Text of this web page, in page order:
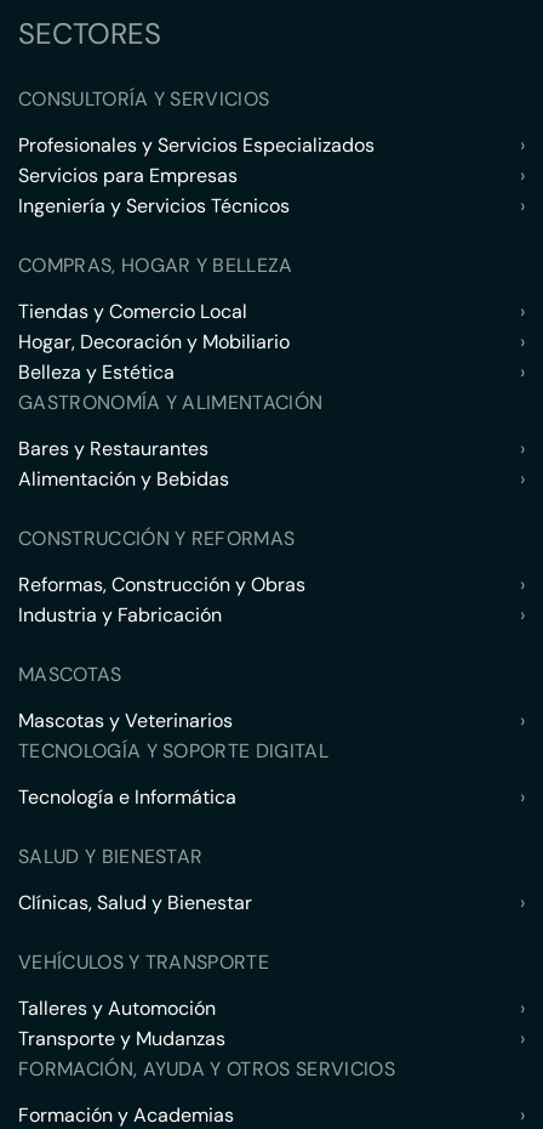
SECTORES
CONSULTORÍA Y SERVICIOS
Profesionales y Servicios Especializados
›
Servicios para Empresas
›
Ingeniería y Servicios Técnicos
›
COMPRAS, HOGAR Y BELLEZA
Tiendas y Comercio Local
›
Hogar, Decoración y Mobiliario
›
Belleza y Estética
›
GASTRONOMÍA Y ALIMENTACIÓN
Bares y Restaurantes
›
Alimentación y Bebidas
›
CONSTRUCCIÓN Y REFORMAS
Reformas, Construcción y Obras
›
Industria y Fabricación
›
MASCOTAS
Mascotas y Veterinarios
›
TECNOLOGÍA Y SOPORTE DIGITAL
Tecnología e Informática
›
SALUD Y BIENESTAR
Clínicas, Salud y Bienestar
›
VEHÍCULOS Y TRANSPORTE
Talleres y Automoción
›
Transporte y Mudanzas
›
FORMACIÓN, AYUDA Y OTROS SERVICIOS
Formación y Academias
›